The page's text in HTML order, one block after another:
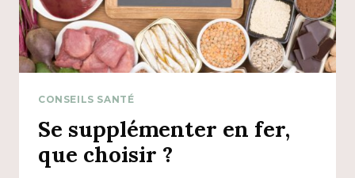
CONSEILS SANTÉ
Se supplémenter en fer,
que choisir ?